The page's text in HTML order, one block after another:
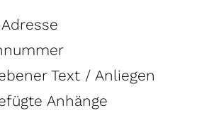
Text / Anliegen
Anhänge